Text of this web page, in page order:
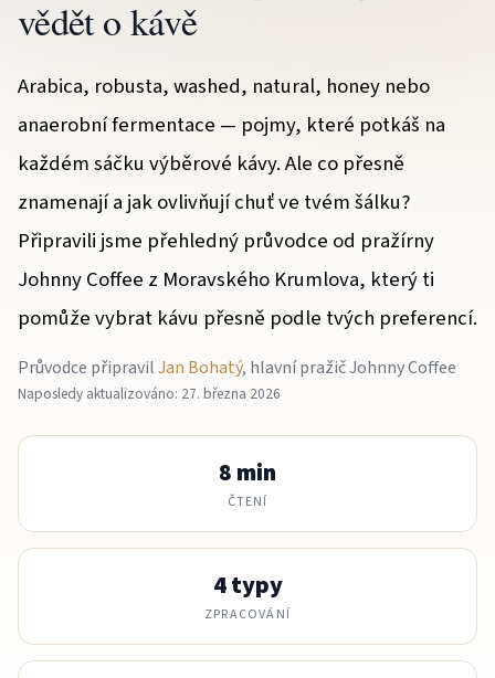
vědět o kávě
Arabica, robusta, washed, natural, honey nebo
anaerobní fermentace — pojmy, které potkáš na
každém sáčku výběrové kávy. Ale co přesně
znamenají a jak ovlivňují chuť ve tvém šálku?
Připravili jsme přehledný průvodce od pražírny
Johnny Coffee z Moravského Krumlova, který ti
pomůže vybrat kávu přesně podle tvých preferencí.
Průvodce připravilJan Bohatý, hlavní pražič Johnny Coffee
Naposledy aktualizováno: 27. března 2026
8 min
ČTENÍ
4 typy
ZPRACOVÁNÍ